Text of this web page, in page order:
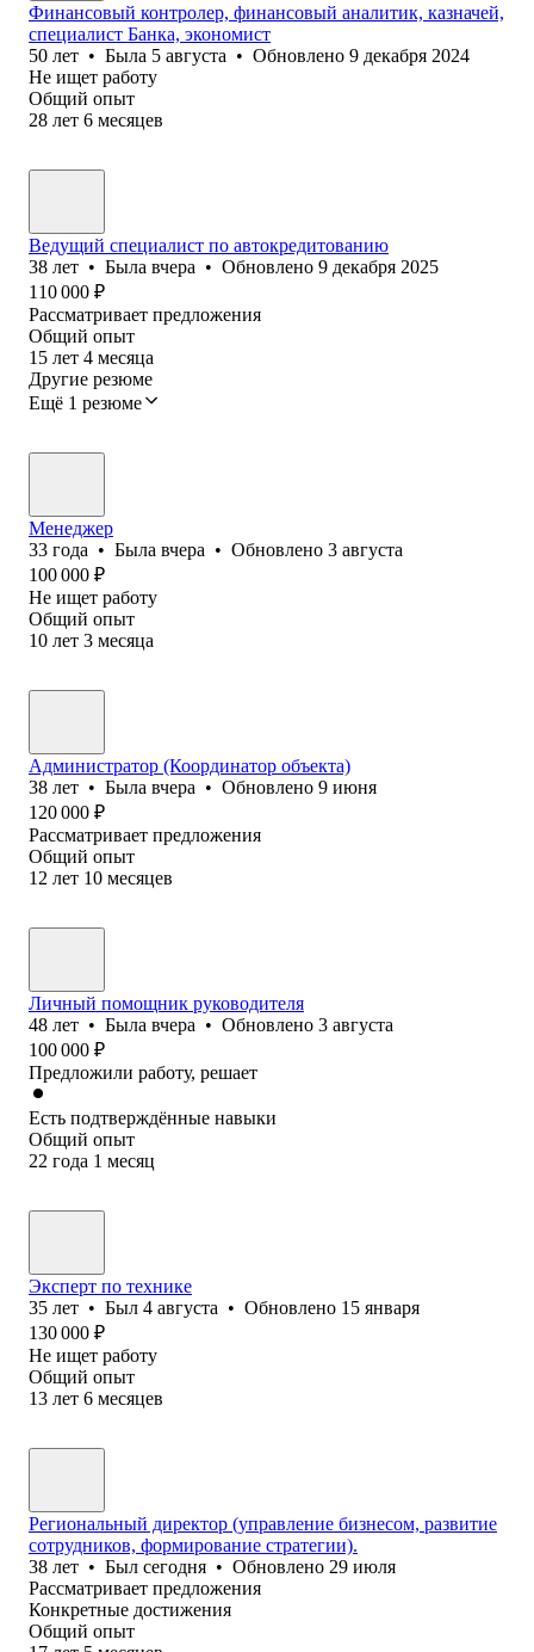
Финансовый контролер, финансовый аналитик, казначей,
специалист Банка, экономист
50 лет • Была 5 августа • Обновлено 9 декабря 2024
Не ищет работу
Общий опыт
28 лет 6 месяцев
Ведущий специалист по автокредитованию
38 лет • Была вчера • Обновлено 9 декабря 2025
110 000 ₽
Рассматривает предложения
Общий опыт
15 лет 4 месяца
Другие резюме
Ещё 1 резюме
Менеджер
33 года • Была вчера • Обновлено 3 августа
100 000 ₽
Не ищет работу
Общий опыт
10 лет 3 месяца
Администратор (Координатор объекта)
38 лет • Была вчера • Обновлено 9 июня
120 000 ₽
Рассматривает предложения
Общий опыт
12 лет 10 месяцев
Личный помощник руководителя
48 лет • Была вчера • Обновлено 3 августа
100 000 ₽
Предложили работу, решает
Есть подтверждённые навыки
Общий опыт
22 года 1 месяц
Эксперт по технике
35 лет • Был 4 августа • Обновлено 15 января
130 000 ₽
Не ищет работу
Общий опыт
13 лет 6 месяцев
Региональный директор (управление бизнесом, развитие
сотрудников, формирование стратегии).
38 лет • Был сегодня • Обновлено 29 июля
Рассматривает предложения
Конкретные достижения
Общий опыт